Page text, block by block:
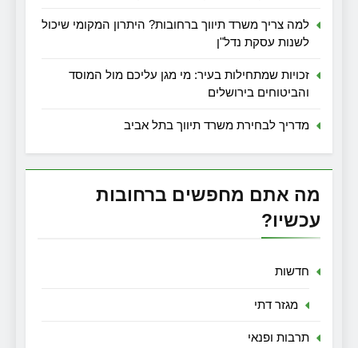
למה צריך משרד תיווך ברחובות? היתרון המקומי שיכול
לשנות עסקת נדל"ן
זכויות שמתחילות בעיר: מי מגן עליכם מול המוסד
והביטוחים בירושלים
מדריך לבחירת משרד תיווך בתל אביב
מה אתם מחפשים ברחובות
עכשיו?
חדשות
מגזר דתי
תרבות ופנאי